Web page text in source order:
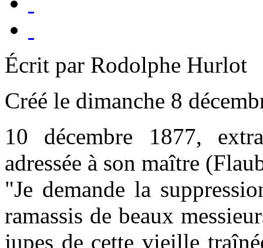
Écrit par Rodolphe Hurlot
Créé le dimanche 8
10 décembre 1877,
adressée à son maître
"Je demande la
ramassis de beaux
jupes de cette vieille